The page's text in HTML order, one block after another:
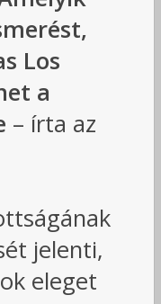
Los
a
– írta az
jelenti,
eleget